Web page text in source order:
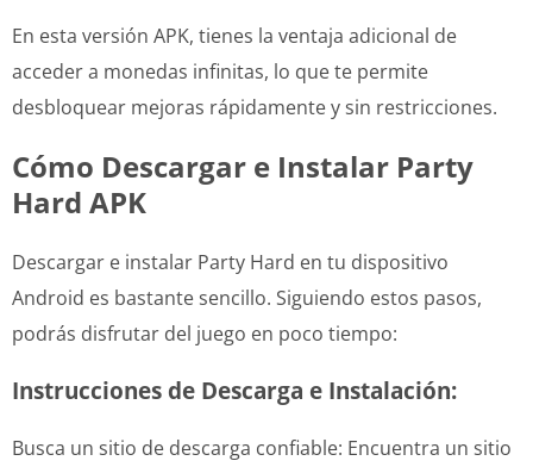
En esta versión APK, tienes la ventaja adicional de
acceder a monedas infinitas, lo que te permite
desbloquear mejoras rápidamente y sin restricciones.
Cómo Descargar e Instalar Party
Hard APK
Descargar e instalar Party Hard en tu dispositivo
Android es bastante sencillo. Siguiendo estos pasos,
podrás disfrutar del juego en poco tiempo:
Instrucciones de Descarga e Instalación:
Busca un sitio de descarga confiable: Encuentra un sitio